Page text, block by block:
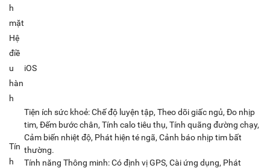
h
mặt
Hệ
điề
u
hàn
h
iOS
Tín
h
Tiện ích sức khoẻ: Chế độ luyện tập, Theo dõi giấc ngủ, Đo nhịp
tim, Đếm bước chân, Tính calo tiêu thụ, Tính quãng đường chạy,
Cảm biến nhiệt độ, Phát hiện té ngã, Cảnh báo nhịp tim bất
thường.
Tính năng Thông minh: Có định vị GPS, Cài ứng dụng, Phát